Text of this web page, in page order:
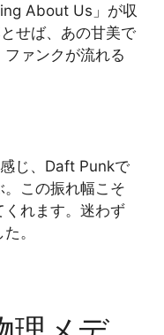
About Us」が収
せば、あの甘美で
ァンクが流れる
じ、Daft Punkで
この振れ幅こそ
れます。迷わず
。